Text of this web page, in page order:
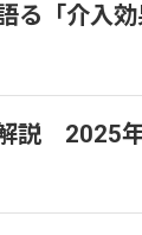
る「介入
説 2025